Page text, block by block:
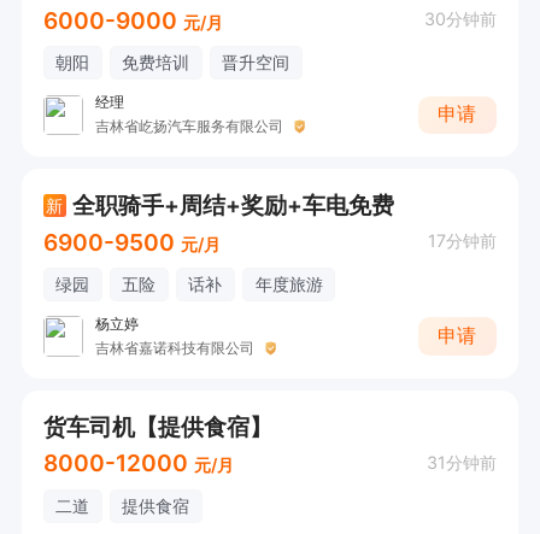
6000-9000 元/月 30分钟前
朝阳 免费培训 晋升空间
经理
吉林省屹扬汽车服务有限公司
申请
新 全职骑手+周结+奖励+车电免费
6900-9500 元/月 17分钟前
绿园 五险 话补 年度旅游
杨立婷
吉林省嘉诺科技有限公司
申请
货车司机【提供食宿】
8000-12000 元/月 31分钟前
二道 提供食宿